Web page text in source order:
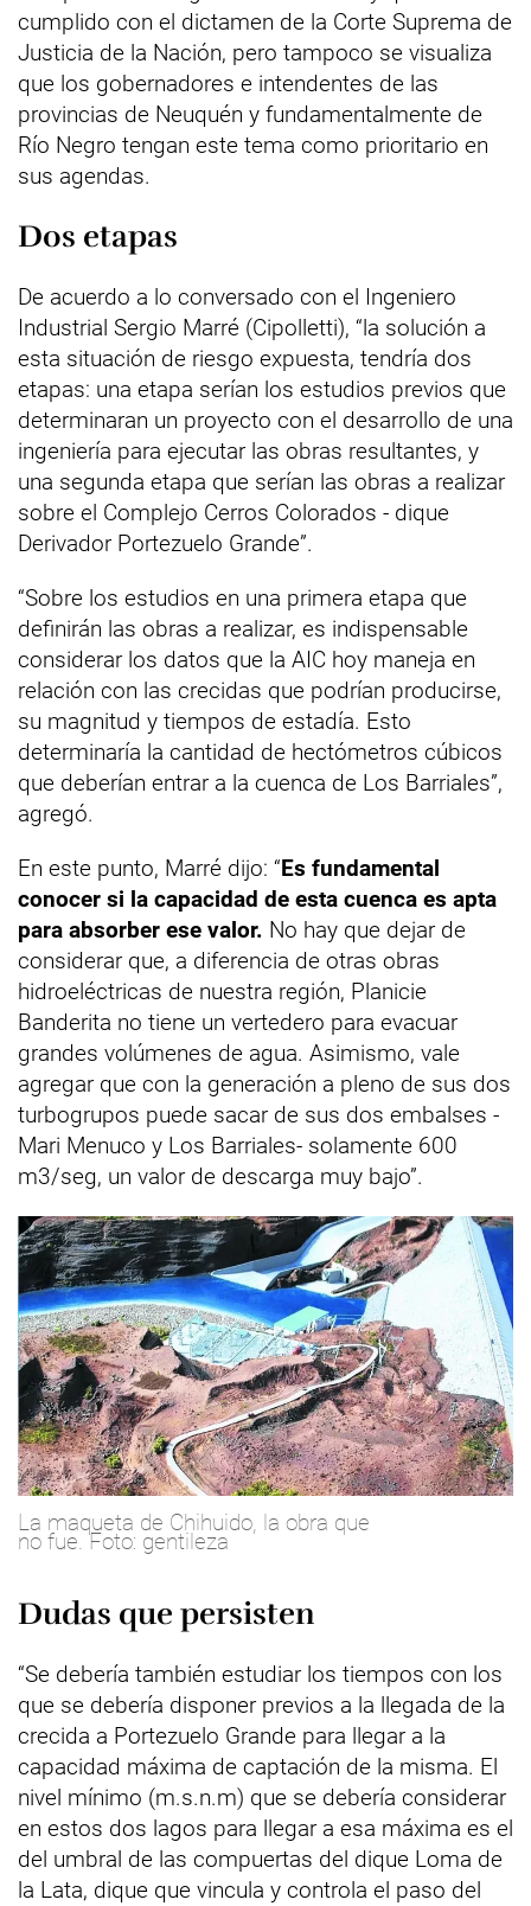
cumplido con el dictamen de la Corte Suprema de
Justicia de la Nación, pero tampoco se visualiza
que los gobernadores e intendentes de las
provincias de Neuquén y fundamentalmente de
Río Negro tengan este tema como prioritario en
sus agendas.
Dos etapas
De acuerdo a lo conversado con el Ingeniero
Industrial Sergio Marré (Cipolletti), “la solución a
esta situación de riesgo expuesta, tendría dos
etapas: una etapa serían los estudios previos que
determinaran un proyecto con el desarrollo de una
ingeniería para ejecutar las obras resultantes, y
una segunda etapa que serían las obras a realizar
sobre el Complejo Cerros Colorados - dique
Derivador Portezuelo Grande”.
“Sobre los estudios en una primera etapa que
definirán las obras a realizar, es indispensable
considerar los datos que la AIC hoy maneja en
relación con las crecidas que podrían producirse,
su magnitud y tiempos de estadía. Esto
determinaría la cantidad de hectómetros cúbicos
que deberían entrar a la cuenca de Los Barriales”,
agregó.
En este punto, Marré dijo: “Es fundamental
conocer si la capacidad de esta cuenca es apta
para absorber ese valor. No hay que dejar de
considerar que, a diferencia de otras obras
hidroeléctricas de nuestra región, Planicie
Banderita no tiene un vertedero para evacuar
grandes volúmenes de agua. Asimismo, vale
agregar que con la generación a pleno de sus dos
turbogrupos puede sacar de sus dos embalses -
Mari Menuco y Los Barriales- solamente 600
m3/seg, un valor de descarga muy bajo”.
La maqueta de Chihuido, la obra que
no fue. Foto: gentileza
Dudas que persisten
“Se debería también estudiar los tiempos con los
que se debería disponer previos a la llegada de la
crecida a Portezuelo Grande para llegar a la
capacidad máxima de captación de la misma. El
nivel mínimo (m.s.n.m) que se debería considerar
en estos dos lagos para llegar a esa máxima es el
del umbral de las compuertas del dique Loma de
la Lata, dique que vincula y controla el paso del